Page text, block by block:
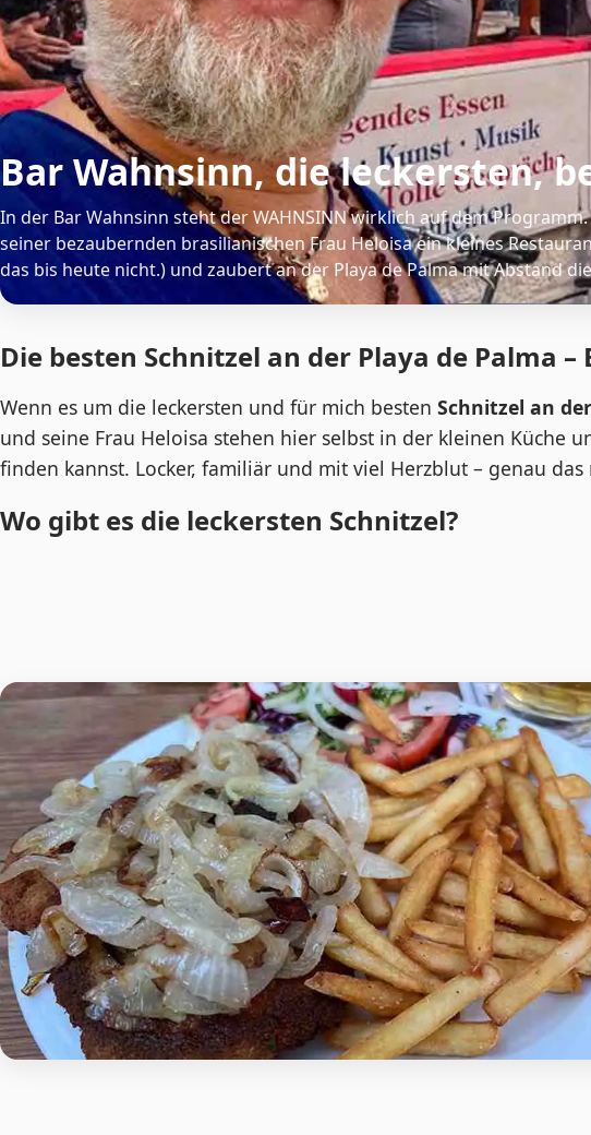
Bar Wahnsinn, die leckersten,
In der Bar Wahnsinn steht der WAHNSINN wirklich auf dem
seiner bezaubernden brasilianischen Frau Heloisa ein kleines
das bis heute nicht.) und zaubert an der Playa de Palma mit Abstand
Die besten Schnitzel an der Playa de Palma –
Wenn es um die leckersten und für mich besten Schnitzel an
und seine Frau Heloisa stehen hier selbst in der kleinen Küche
finden kannst. Locker, familiär und mit viel Herzblut – genau
Wo gibt es die leckersten Schnitzel?